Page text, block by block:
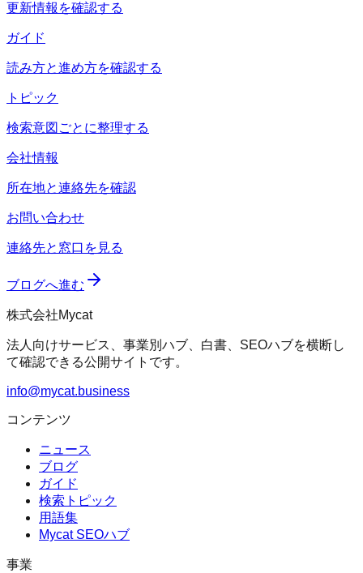
更新情報を確認する
ガイド
読み方と進め方を確認する
トピック
検索意図ごとに整理する
会社情報
所在地と連絡先を確認
お問い合わせ
連絡先と窓口を見る
ブログへ進む
株式会社Mycat
法人向けサービス、事業別ハブ、白書、SEOハブを横断し
て確認できる公開サイトです。
info@mycat.business
コンテンツ
ニュース
ブログ
ガイド
検索トピック
用語集
Mycat SEOハブ
事業